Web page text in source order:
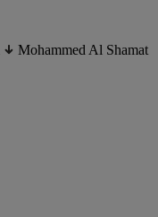
Mohammed Al Shamat